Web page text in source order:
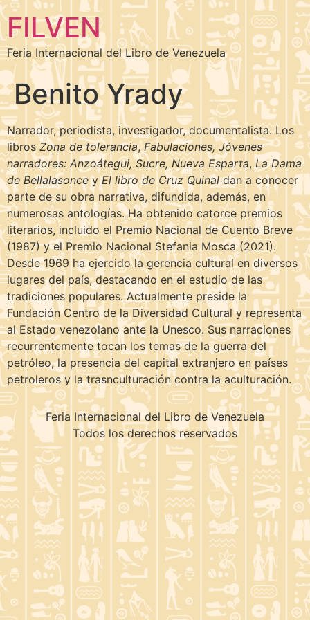
FILVEN
Feria Internacional del Libro de Venezuela
Benito Yrady
Narrador, periodista, investigador, documentalista. Los
librosZona de tolerancia,Fabulaciones, Jóvenes
narradores: Anzoátegui, Sucre, Nueva Esparta,La Dama
de BellalasonceyEl libro de Cruz Quinaldan a conocer
parte de su obra narrativa, difundida, además, en
numerosas antologías. Ha obtenido catorce premios
literarios, incluido el Premio Nacional de Cuento Breve
(1987) y el Premio Nacional Stefania Mosca (2021).
Desde 1969 ha ejercido la gerencia cultural en diversos
lugares del país, destacando en el estudio de las
tradiciones populares. Actualmente preside la
Fundación Centro de la Diversidad Cultural y representa
al Estado venezolano ante la Unesco. Sus narraciones
recurrentemente tocan los temas de la guerra del
petróleo, la presencia del capital extranjero en países
petroleros y la trasnculturación contra la aculturación.
Feria Internacional del Libro de Venezuela
Todos los derechos reservados